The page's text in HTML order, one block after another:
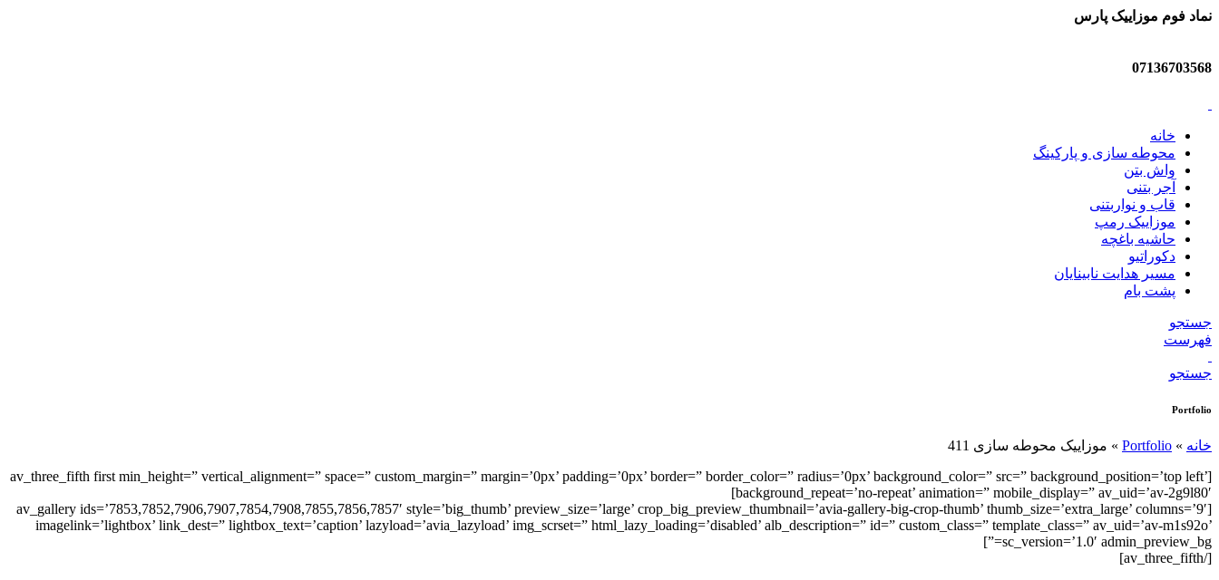
نماد فوم موزاییک پارس
07136703568
خانه
محوطه سازی و پارکینگ
واش بتن
آجر بتنی
قاب و نواربتنی
موزاییک رمپ
حاشیه باغچه
دکوراتیو
مسیر هدایت نابینایان
پشت بام
جستجو
فهرست
جستجو
Portfolio
خانه »
Portfolio
» موزاییک محوطه سازی 411
[av_three_fifth first min_height=” vertical_alignment=” space=” custom_margin=” margin=’0px’ padding=’0px’ border=” border_color=” radius=’0px’ background_color=” src=” background_position=’top left’
background_repeat=’no-repeat’ animation=” mobile_display=” av_uid=’av-2g9l80′]
[av_gallery ids=’7853,7852,7906,7907,7854,7908,7855,7856,7857′ style=’big_thumb’ preview_size=’large’ crop_big_preview_thumbnail=’avia-gallery-big-crop-thumb’ thumb_size=’extra_large’ columns=’9′
imagelink=’lightbox’ link_dest=” lightbox_text=’caption’ lazyload=’avia_lazyload’ img_scrset=” html_lazy_loading=’disabled’ alb_description=” id=” custom_class=” template_class=” av_uid=’av-m1s92o’
sc_version=’1.0′ admin_preview_bg=”]
[/av_three_fifth]